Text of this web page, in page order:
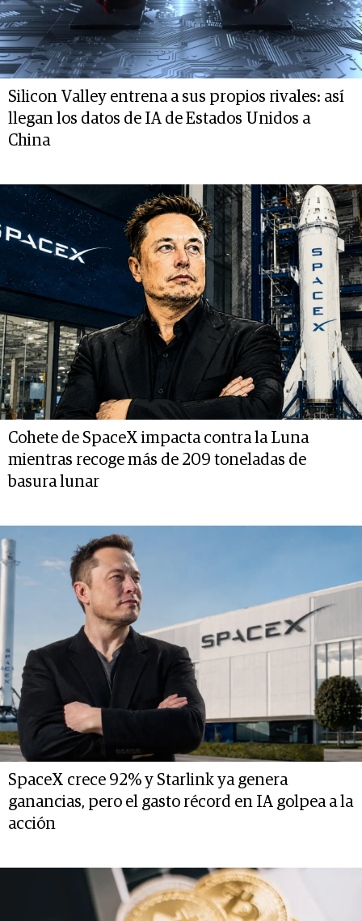
Silicon Valley entrena a sus propios rivales: así
llegan los datos de IA de Estados Unidos a
China
Cohete de SpaceX impacta contra la Luna
mientras recoge más de 209 toneladas de
basura lunar
SpaceX crece 92% y Starlink ya genera
ganancias, pero el gasto récord en IA golpea a la
acción